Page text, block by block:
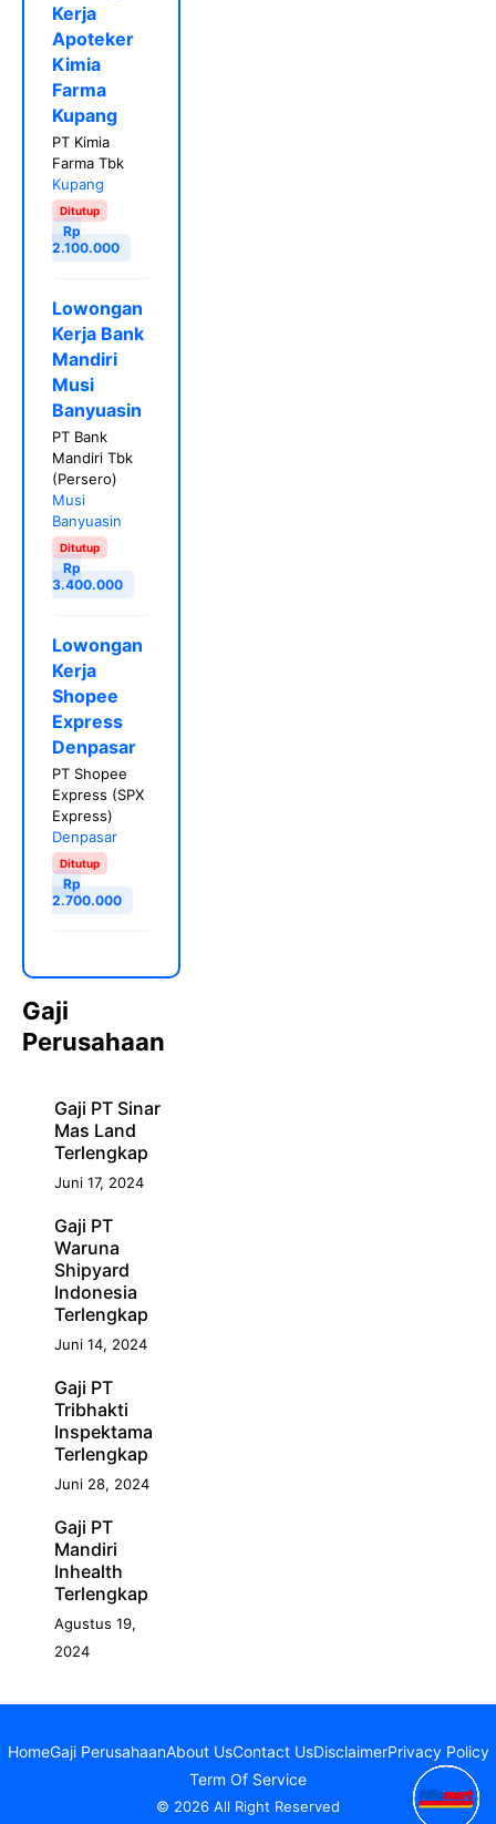
Kerja
Apoteker
Kimia
Farma
Kupang
PT Kimia
Farma Tbk
Kupang
Ditutup
Rp
2.100.000
Lowongan
Kerja Bank
Mandiri
Musi
Banyuasin
PT Bank
Mandiri Tbk
(Persero)
Musi
Banyuasin
Ditutup
Rp
3.400.000
Lowongan
Kerja
Shopee
Express
Denpasar
PT Shopee
Express (SPX
Express)
Denpasar
Ditutup
Rp
2.700.000
Gaji
Perusahaan
Gaji PT Sinar
Mas Land
Terlengkap
Juni 17, 2024
Gaji PT
Waruna
Shipyard
Indonesia
Terlengkap
Juni 14, 2024
Gaji PT
Tribhakti
Inspektama
Terlengkap
Juni 28, 2024
Gaji PT
Mandiri
Inhealth
Terlengkap
Agustus 19,
2024
HomeGaji PerusahaanAbout UsContact UsDisclaimerPrivacy Policy
Term Of Service
© 2026 All Right Reserved